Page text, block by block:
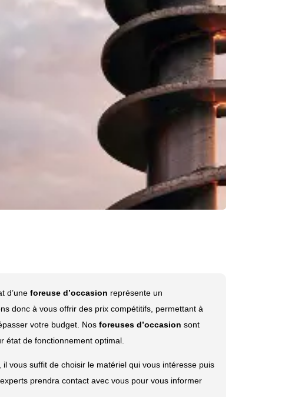
d’une foreuse d’occasion représente un
donc à vous offrir des prix compétitifs, permettant à
votre budget. Nos foreuses d’occasion sont
état de fonctionnement optimal.
il vous suffit de choisir le matériel qui vous intéresse puis
experts prendra contact avec vous pour vous informer